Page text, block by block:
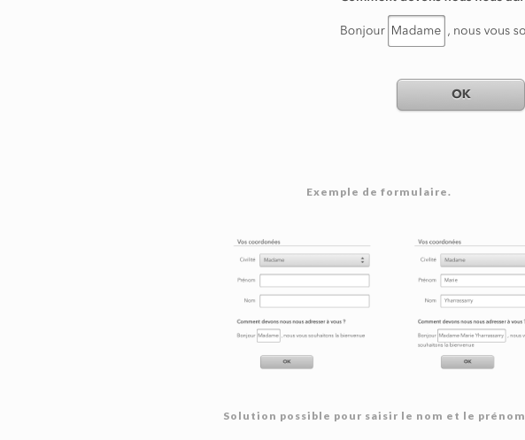
Exemple de formulaire.
Solution possible pour saisir le nom et le prénom